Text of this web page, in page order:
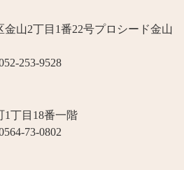
金山2丁目1番22号プロシード金山
253-9528
1丁目18番一階
73-0802